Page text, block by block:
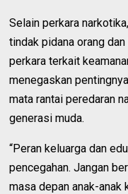
Selain perkara
tindak pidana orang
perkara terkait
menegaskan
mata rantai peredaran
generasi muda.
“Peran keluarga dan
pencegahan. Jangan
masa depan anak-anak